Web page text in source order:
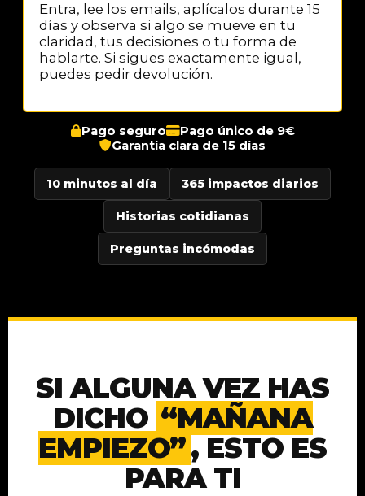
Entra, lee los emails, aplícalos durante 15
días y observa si algo se mueve en tu
claridad, tus decisiones o tu forma de
hablarte. Si sigues exactamente igual,
puedes pedir devolución.
Pago seguro
Pago único de 9€
Garantía clara de 15 días
10 minutos al día 365 impactos diarios
Historias cotidianas
Preguntas incómodas
SI ALGUNA VEZ HAS
DICHO “MAÑANA
EMPIEZO”, ESTO ES
PARA TI